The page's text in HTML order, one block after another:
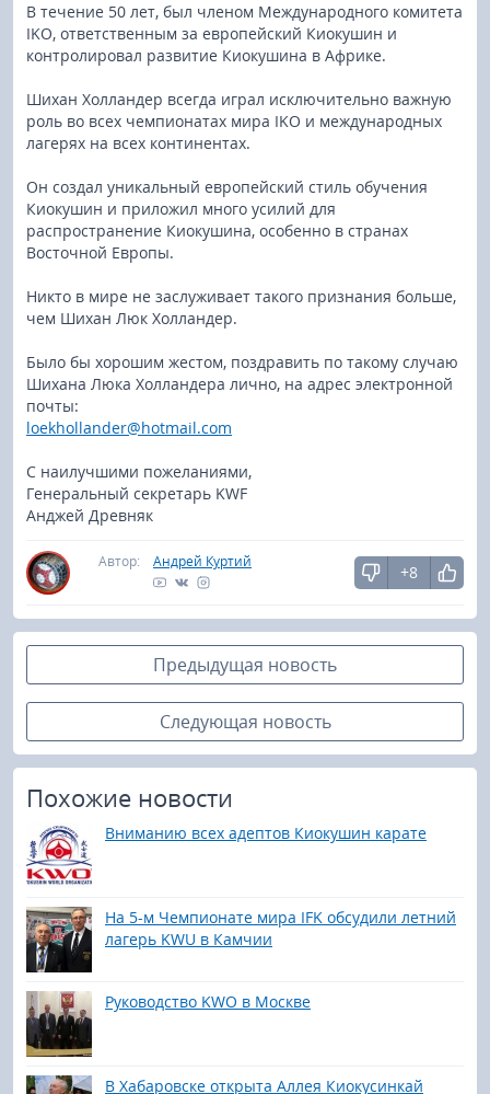
В течение 50 лет, был членом Международного комитета
IKO, ответственным за европейский Киокушин и
контролировал развитие Киокушина в Африке.
Шихан Холландер всегда играл исключительно важную
роль во всех чемпионатах мира IKO и международных
лагерях на всех континентах.
Он создал уникальный европейский стиль обучения
Киокушин и приложил много усилий для
распространение Киокушина, особенно в странах
Восточной Европы.
Никто в мире не заслуживает такого признания больше,
чем Шихан Люк Холландер.
Было бы хорошим жестом, поздравить по такому случаю
Шихана Люка Холландера лично, на адрес электронной
почты:
loekhollander@hotmail.com
С наилучшими пожеланиями,
Генеральный секретарь KWF
Анджей Древняк
Автор: Андрей Куртий
+8
Предыдущая новость
Следующая новость
Похожие новости
Вниманию всех адептов Киокушин карате
На 5-м Чемпионате мира IFK обсудили летний
лагерь KWU в Камчии
Руководство KWO в Москве
В Хабаровске открыта Аллея Киокусинкай